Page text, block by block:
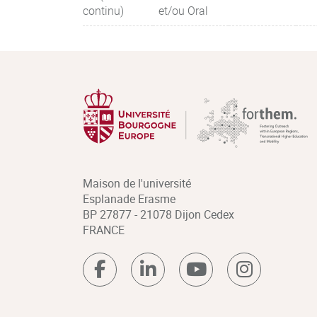
continu)
et/ou Oral
Maison de l'université
Esplanade Erasme
BP 27877 - 21078 Dijon Cedex
FRANCE